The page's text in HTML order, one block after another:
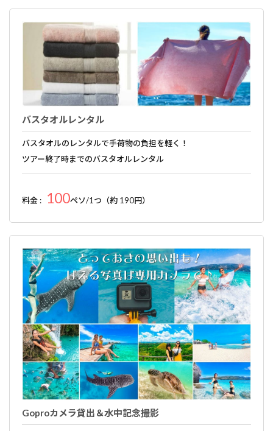
バスタオルレンタル
バスタオルのレンタルで手荷物の負担を軽く！
ツアー終了時までのバスタオルレンタル
料金 : 100ペソ/1つ（約 190円）
Goproカメラ貸出＆水中記念撮影